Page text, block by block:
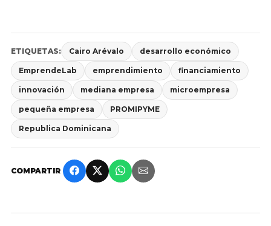
ETIQUETAS: Cairo Arévalo desarrollo económico
EmprendeLab emprendimiento financiamiento
innovación mediana empresa microempresa
pequeña empresa PROMIPYME
Republica Dominicana
COMPARTIR